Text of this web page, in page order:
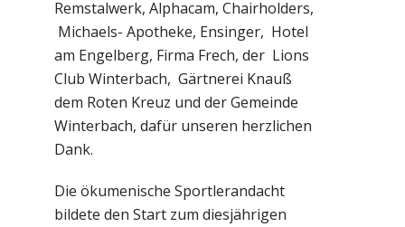
Remstalwerk, Alphacam, Chairholders,
Michaels- Apotheke, Ensinger, Hotel
am Engelberg, Firma Frech, der Lions
Club Winterbach, Gärtnerei Knauß
dem Roten Kreuz und der Gemeinde
Winterbach, dafür unseren herzlichen
Dank.
Die ökumenische Sportlerandacht
bildete den Start zum diesjährigen